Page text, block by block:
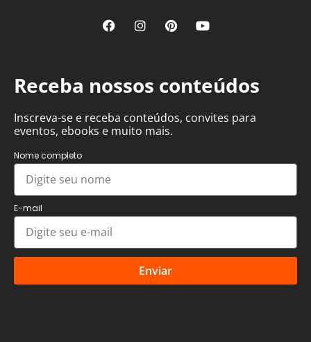
Receba nossos conteúdos
Inscreva-se e receba conteúdos, convites para
eventos, ebooks e muito mais.
Nome completo
E-mail
Enviar